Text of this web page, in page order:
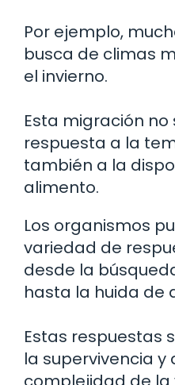
Por ejemplo,
busca de climas
el invierno.
Esta migración no
respuesta a la
también a la
alimento.
Los organismos
variedad de
desde la
hasta la huida de
Estas respuestas
la supervivencia